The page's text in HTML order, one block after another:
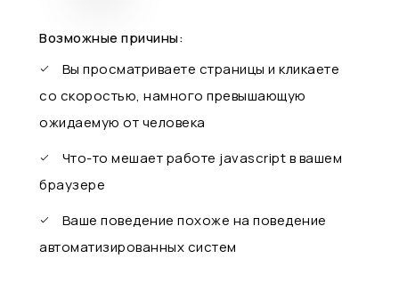
Возможные причины:
Вы просматриваете страницы и кликаете
со скоростью, намного превышающую
ожидаемую от человека
Что-то мешает работе javascript в вашем
браузере
Ваше поведение похоже на поведение
автоматизированных систем